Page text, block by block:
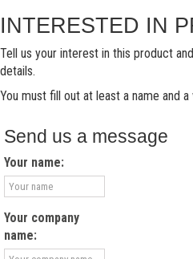
INTERESTED IN
Tell us your interest in this product
details.
You must fill out at least a name and
Send us a message
Your name:
Your company
name: